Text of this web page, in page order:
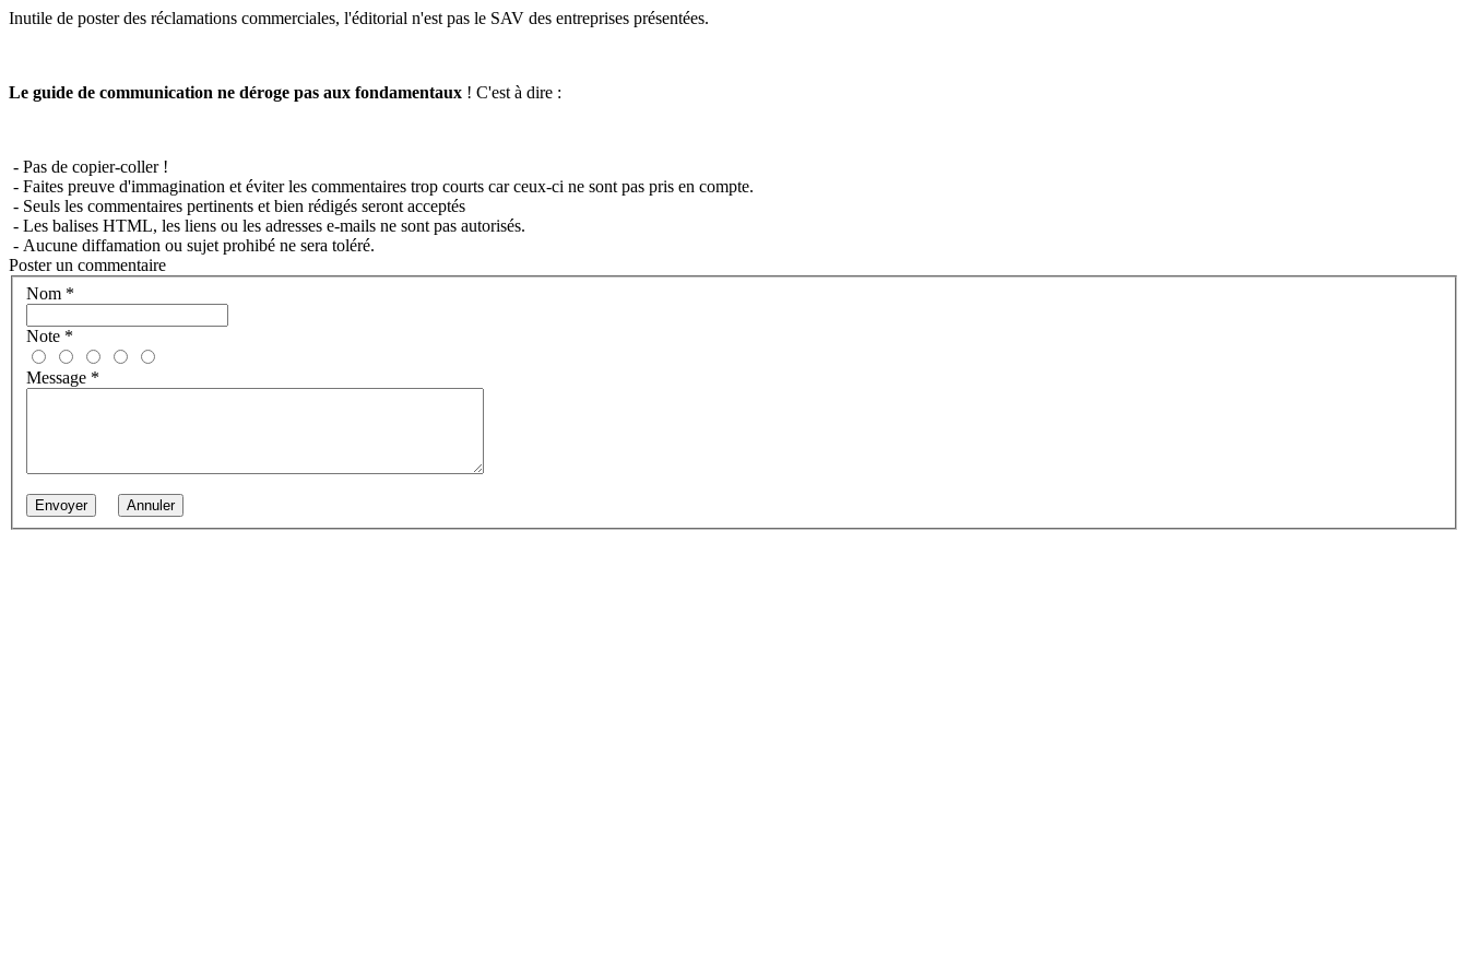
Inutile de poster des réclamations commerciales, l'éditorial n'est pas le SAV des entreprises présentées.
Le guide de communication ne déroge pas aux fondamentaux ! C'est à dire :
- Pas de copier-coller !
- Faites preuve d'immagination et éviter les commentaires trop courts car ceux-ci ne sont pas pris en compte.
- Seuls les commentaires pertinents et bien rédigés seront acceptés
- Les balises HTML, les liens ou les adresses e-mails ne sont pas autorisés.
- Aucune diffamation ou sujet prohibé ne sera toléré.
Poster un commentaire
Nom *
Note *
Message *